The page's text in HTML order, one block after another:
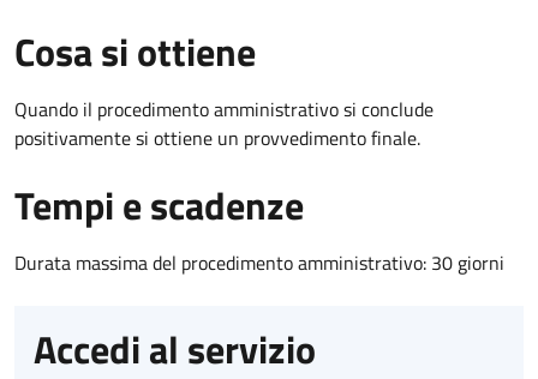
Cosa si ottiene
Quando il procedimento amministrativo si conclude
positivamente si ottiene un provvedimento finale.
Tempi e scadenze
Durata massima del procedimento amministrativo: 30 giorni
Accedi al servizio